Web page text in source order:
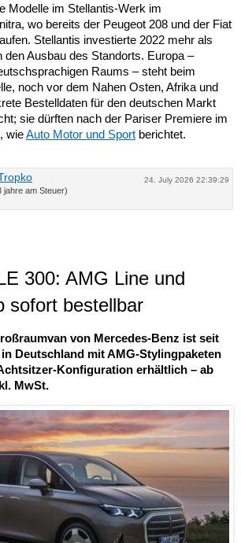
Modelle im Stellantis-Werk im
wo bereits der Peugeot 208 und der Fiat
Stellantis investierte 2022 mehr als
den Ausbau des Standorts. Europa –
Raums – steht beim
noch vor dem Nahen Osten, Afrika und
Bestelldaten für den deutschen Markt
sie dürften nach der Pariser Premiere im
wieAuto Motor und Sport berichtet.
24. July 2026 22:39:29
jahre am Steuer)
300: AMG Line und
sofort bestellbar
von Mercedes-Benz ist seit
in Deutschland mit AMG-Stylingpaketen
Konfiguration erhältlich – ab
MwSt.